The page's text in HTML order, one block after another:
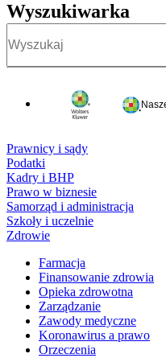
Wyszukiwarka
Prawnicy i sądy
Podatki
Kadry i BHP
Prawo w biznesie
Samorząd i administracja
Szkoły i uczelnie
Zdrowie
Farmacja
Finansowanie zdrowia
Opieka zdrowotna
Zarządzanie
Zawody medyczne
Koronawirus a prawo
Orzeczenia